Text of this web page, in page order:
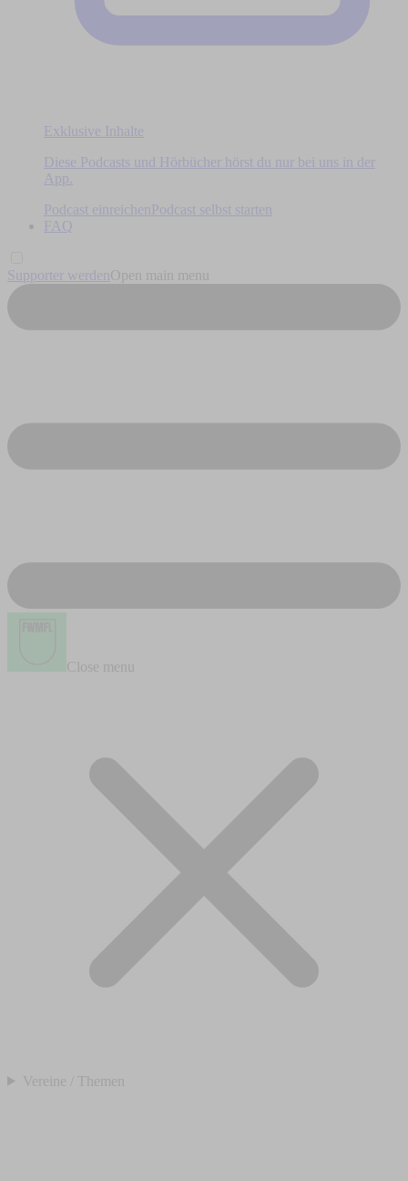
Exklusive Inhalte
Diese Podcasts und Hörbücher hörst du nur bei uns in der
App.
Podcast einreichen
Podcast selbst starten
FAQ
Supporter werden Open main menu
Close menu
Vereine / Themen